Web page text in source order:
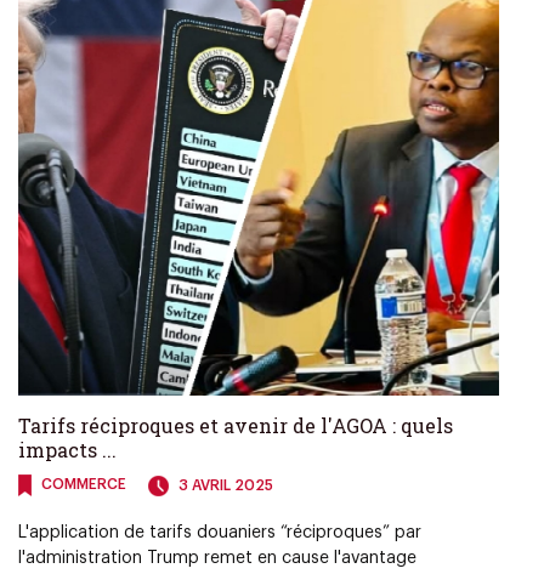
Tarifs réciproques et avenir de l'AGOA : quels
impacts ...
COMMERCE 3 AVRIL 2025
L'application de tarifs douaniers “réciproques” par
l'administration Trump remet en cause l'avantage